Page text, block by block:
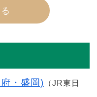
・盛岡) （JR東日